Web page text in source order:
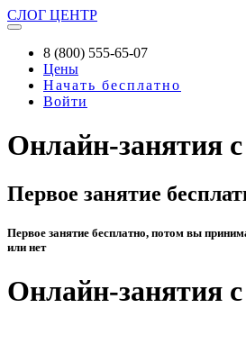
СЛОГ ЦЕНТР
8 (800) 555-65-07
Цены
Начать бесплатно
Войти
Онлайн-занятия
Первое занятие
Первое занятие бесплатно, потом вы
или нет
Онлайн-занятия